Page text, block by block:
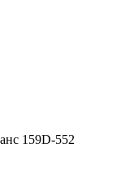
159D-552